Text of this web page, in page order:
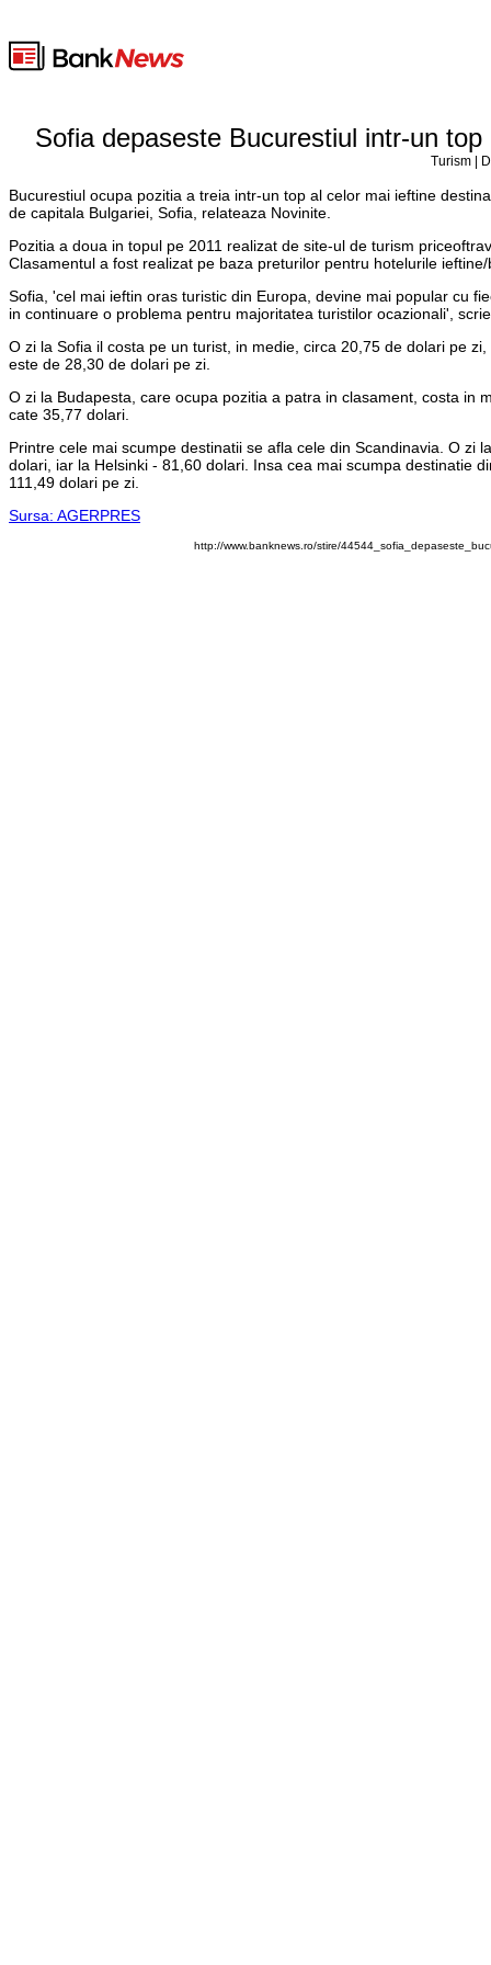
Sofia depaseste Bucurestiul intr-un
Turism |
Bucurestiul ocupa pozitia a treia intr-un top al celor mai ieftine
de capitala Bulgariei, Sofia, relateaza Novinite.
Pozitia a doua in topul pe 2011 realizat de site-ul de turism
Clasamentul a fost realizat pe baza preturilor pentru hotelurile
Sofia, 'cel mai ieftin oras turistic din Europa, devine mai popular cu
in continuare o problema pentru majoritatea turistilor ocazionali',
O zi la Sofia il costa pe un turist, in medie, circa 20,75 de dolari pe
este de 28,30 de dolari pe zi.
O zi la Budapesta, care ocupa pozitia a patra in clasament, costa in
cate 35,77 dolari.
Printre cele mai scumpe destinatii se afla cele din Scandinavia. O
dolari, iar la Helsinki - 81,60 dolari. Insa cea mai scumpa destinatie
111,49 dolari pe zi.
Sursa: AGERPRES
http://www.banknews.ro/stire/